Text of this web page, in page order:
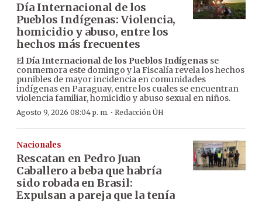
Día Internacional de los
Pueblos Indígenas: Violencia,
homicidio y abuso, entre los
hechos más frecuentes
El Día Internacional de los Pueblos Indígenas se
conmemora este domingo y la Fiscalía revela los hechos
punibles de mayor incidencia en comunidades
indígenas en Paraguay, entre los cuales se encuentran
violencia familiar, homicidio y abuso sexual en niños.
Agosto 9, 2026 08:04 p. m. · Redacción ÚH
Nacionales
Rescatan en Pedro Juan
Caballero a beba que habría
sido robada en Brasil:
Expulsan a pareja que la tenía